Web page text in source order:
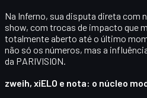
Na Inferno, sua disputa direta com
show, com trocas de impacto que
totalmente aberto até o último
não só os números, mas a
da PARIVISION.
zweih, xiELO e nota: o núcleo